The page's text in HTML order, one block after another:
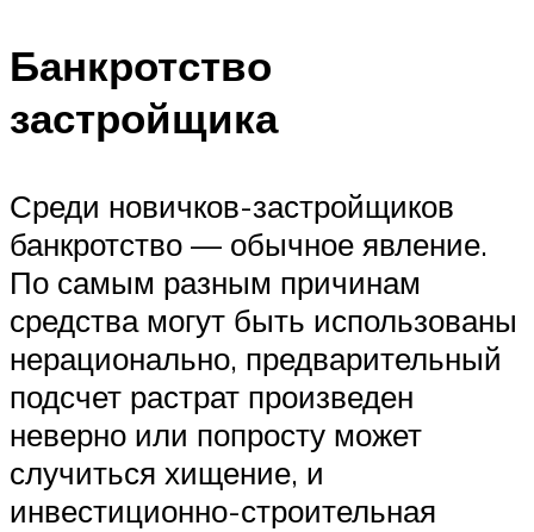
Банкротство
застройщика
Среди новичков-застройщиков
банкротство — обычное явление.
По самым разным причинам
средства могут быть использованы
нерационально, предварительный
подсчет растрат произведен
неверно или попросту может
случиться хищение, и
инвестиционно-строительная